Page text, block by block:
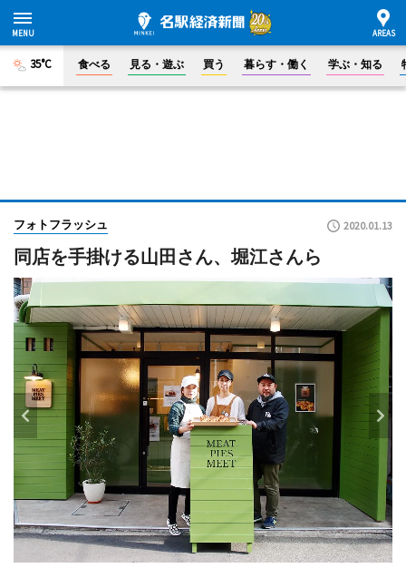
35°C 食べる 見る・遊ぶ 買う 暮らす・働く 学ぶ・知る
フォトフラッシュ 2020.01.13
同店を手掛ける山田さん、堀江さんら